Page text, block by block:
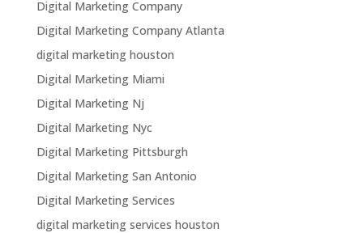
Digital Marketing Company
Digital Marketing Company Atlanta
digital marketing houston
Digital Marketing Miami
Digital Marketing Nj
Digital Marketing Nyc
Digital Marketing Pittsburgh
Digital Marketing San Antonio
Digital Marketing Services
digital marketing services houston